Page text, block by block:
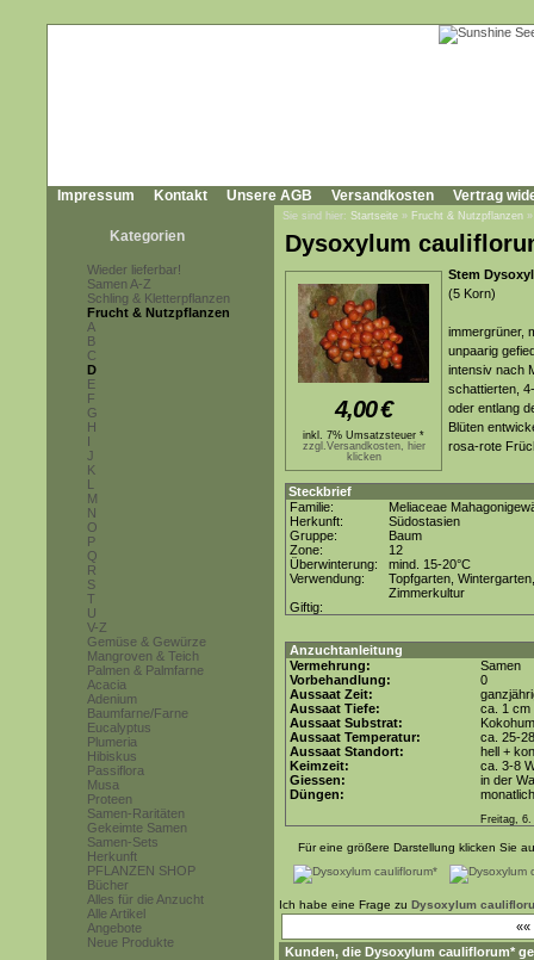
Impressum Kontakt Unsere AGB Versandkosten Vertrag
Kategorien
Wieder lieferbar!
Samen A-Z
Schling & Kletterpflanzen
Frucht & Nutzpflanzen
A
B
C
D
E
F
G
H
I
J
K
L
M
N
O
P
Q
R
S
T
U
V-Z
Gemüse & Gewürze
Mangroven & Teich
Palmen & Palmfarne
Acacia
Adenium
Baumfarne/Farne
Eucalyptus
Plumeria
Hibiskus
Passiflora
Musa
Proteen
Samen-Raritäten
Gekeimte Samen
Samen-Sets
Herkunft
PFLANZEN SHOP
Bücher
Alles für die Anzucht
Alle Artikel
Angebote
Neue Produkte
Sie sind hier: Startseite » Frucht & Nutzpflanzen
Dysoxylum
4,00€
inkl. 7% Umsatzsteuer *
zzgl.Versandkosten, hier
klicken
Stem
(5 Korn)
immergrüner,
unpaarig
intensiv nach
schattierten,
oder entlang
Blüten
rosa-rote
Steckbrief
Familie:
Meliaceae
Herkunft:
Südostasien
Gruppe:
Baum
Zone:
12
Überwinterung:
mind. 15-20°C
Verwendung:
Topfgarten, Wintergarten,
Zimmerkultur
Giftig:
Anzuchtanleitung
Vermehrung:
Samen
Vorbehandlung:
0
Aussaat Zeit:
Aussaat Tiefe:
ca. 1 cm
Aussaat Substrat:
Aussaat Temperatur:
ca. 25-
Aussaat Standort:
hell +
Keimzeit:
ca. 3-8
Giessen:
in der
Düngen:
Freitag, 6.
Für eine größere Darstellung klicken Sie
Ich habe eine Frage zu Dysoxylum
««
Kunden, die Dysoxylum cauliflorum*